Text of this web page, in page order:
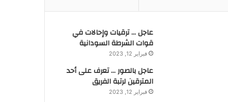
عاجل … ترقيات وإحالات في
قوات الشرطة السودانية
فبراير 12, 2023
عاجل بالصور … تعرف على أحد
المترقين لرتبة الفريق
فبراير 12, 2023